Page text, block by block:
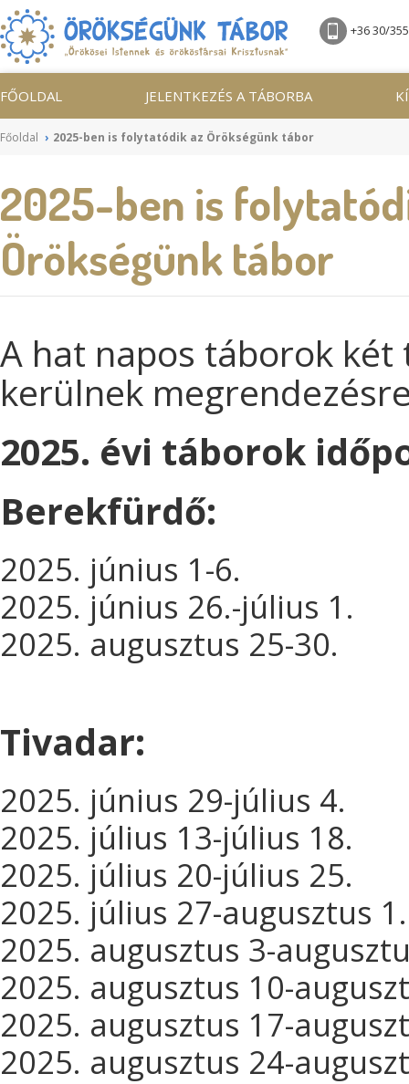
+36 30/
FŐOLDAL JELENTKEZÉS A TÁBORBA
Főoldal 2025-ben is folytatódik az Örökségünk tábor
2025-ben is
Örökségünk tábor
A hat napos táborok
kerülnek
2025. évi táborok
Berekfürdő:
2025. június 1-6.
2025. június 26.-július 1.
2025. augusztus 25-30.​
Tivadar:
2025. június 29-július 4.
2025. július 13-július 18.
2025. július 20-július 25.
2025. július 27-augusztus 1.
2025. augusztus 3-
2025. augusztus 10-
2025. augusztus 17-
2025. augusztus 24-